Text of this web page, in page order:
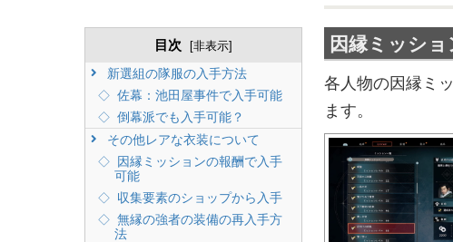
目次 [非表示]
新選組の隊服の入手方法
佐幕：池田屋事件で入手可能
倒幕派でも入手可能？
その他レアな衣装について
因縁ミッションの報酬で入手
可能
収集要素のショップから入手
無縁の強者の装備の再入手方
法
因縁ミッシ
各人物の因縁ミ
ます。